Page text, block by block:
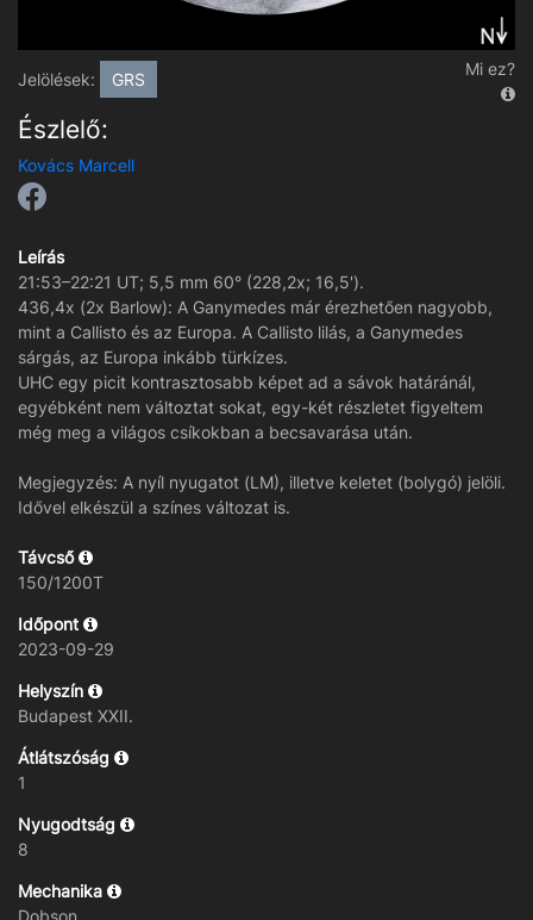
Jelölések: GRS
Mi ez?
Észlelő:
Kovács Marcell
Leírás
21:53–22:21 UT; 5,5 mm 60° (228,2x; 16,5').
436,4x (2x Barlow): A Ganymedes már érezhetően nagyobb,
mint a Callisto és az Europa. A Callisto lilás, a Ganymedes
sárgás, az Europa inkább türkízes.
UHC egy picit kontrasztosabb képet ad a sávok határánál,
egyébként nem változtat sokat, egy-két részletet figyeltem
még meg a világos csíkokban a becsavarása után.
Megjegyzés: A nyíl nyugatot (LM), illetve keletet (bolygó) jelöli.
Idővel elkészül a színes változat is.
Távcső
150/1200T
Időpont
2023-09-29
Helyszín
Budapest XXII.
Átlátszóság
1
Nyugodtság
8
Mechanika
Dobson